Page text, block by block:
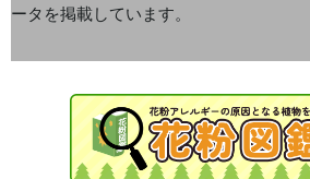
ータを掲載しています。